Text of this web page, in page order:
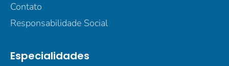
Contato
Responsabilidade Social
Especialidades